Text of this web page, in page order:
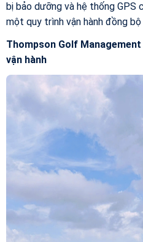
bị bảo dưỡng và hệ thống GPS
một quy trình vận hành đồng
Thompson Golf
vận hành